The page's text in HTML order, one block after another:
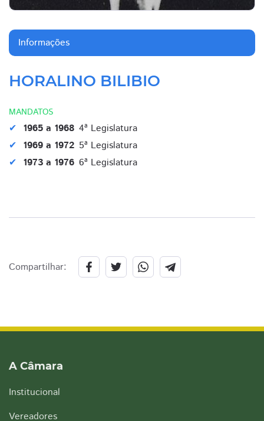
Informações
HORALINO BILIBIO
MANDATOS
1965 a 1968 4ª Legislatura
1969 a 1972 5ª Legislatura
1973 a 1976 6ª Legislatura
Compartilhar:
A Câmara
Institucional
Vereadores